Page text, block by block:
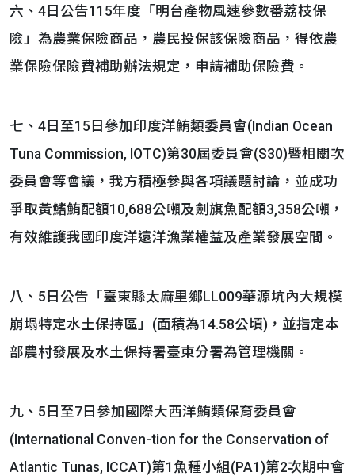
六、4日公告115年度「明台產物風速參數番荔枝保
險」為農業保險商品，農民投保該保險商品，得依農
業保險保險費補助辦法規定，申請補助保險費。
七、4日至15日參加印度洋鮪類委員會(Indian Ocean
Tuna Commission, IOTC)第30屆委員會(S30)暨相關次
委員會等會議，我方積極參與各項議題討論，並成功
爭取黃鰭鮪配額10,688公噸及劍旗魚配額3,358公噸，
有效維護我國印度洋遠洋漁業權益及產業發展空間。
八、5日公告「臺東縣太麻里鄉LL009華源坑內大規模
崩塌特定水土保持區」(面積為14.58公頃)，並指定本
部農村發展及水土保持署臺東分署為管理機關。
九、5日至7日參加國際大西洋鮪類保育委員會
(International Conven-tion for the Conservation of
Atlantic Tunas, ICCAT)第1魚種小組(PA1)第2次期中會